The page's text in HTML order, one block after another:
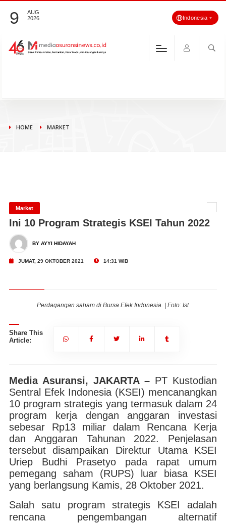
9
AUG
2026
Indonesia
HOME MARKET
Market
Ini 10 Program Strategis KSEI Tahun 2022
BY AYYI HIDAYAH
JUMAT, 29 OKTOBER 2021 14:31 WIB
Perdagangan saham di Bursa Efek Indonesia. | Foto: Ist
Share This
Article:
Media Asuransi, JAKARTA – PT Kustodian
Sentral Efek Indonesia (KSEI) mencanangkan
10 program strategis yang termasuk dalam 24
program kerja dengan anggaran investasi
sebesar Rp13 miliar dalam Rencana Kerja
dan Anggaran Tahunan 2022. Penjelasan
tersebut disampaikan Direktur Utama KSEI
Uriep Budhi Prasetyo pada rapat umum
pemegang saham (RUPS) luar biasa KSEI
yang berlangsung Kamis, 28 Oktober 2021.
Salah satu program strategis KSEI adalah
rencana pengembangan alternatif